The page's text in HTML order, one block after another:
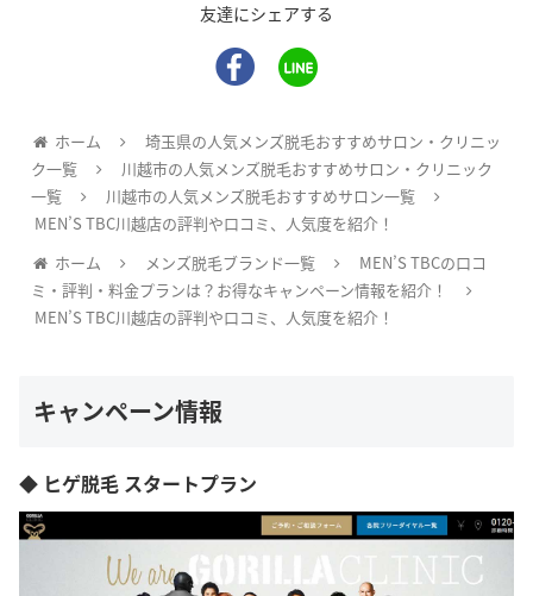
友達にシェアする
ホーム
埼玉県の人気メンズ脱毛おすすめサロン・クリニッ
ク一覧
川越市の人気メンズ脱毛おすすめサロン・クリニック
一覧
川越市の人気メンズ脱毛おすすめサロン一覧
MEN’S TBC川越店の評判や口コミ、人気度を紹介！
ホーム
メンズ脱毛ブランド一覧
MEN’S TBCの口コ
ミ・評判・料金プランは？お得なキャンペーン情報を紹介！
MEN’S TBC川越店の評判や口コミ、人気度を紹介！
キャンペーン情報
◆ ヒゲ脱毛 スタートプラン